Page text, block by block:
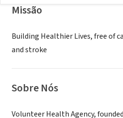
Missão
Building Healthier Lives, free of
and stroke
Sobre Nós
Volunteer Health Agency,